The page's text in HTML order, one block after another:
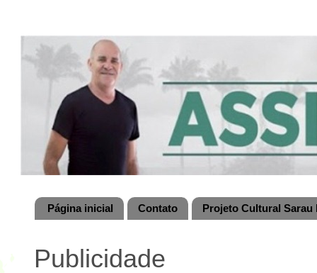
Página inicial Contato Projeto Cultural
Publicidade